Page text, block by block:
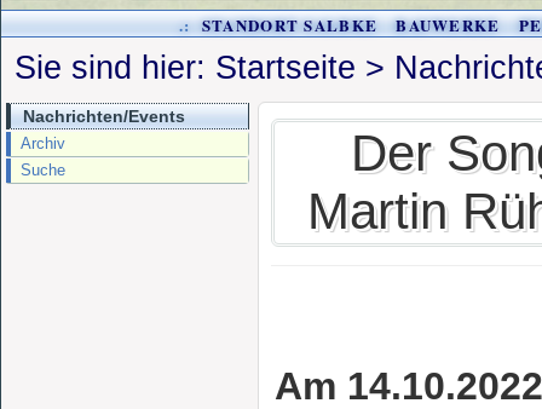
.: STANDORT SALBKE BAUWERKE
Sie sind hier: Startseite >
Nachrichten/Events
Archiv
Suche
Der
Martin
Am